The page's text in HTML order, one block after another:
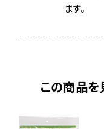
ます。
この商品